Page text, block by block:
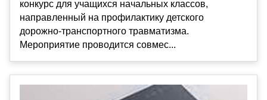
конкурс для учащихся начальных классов,
направленный на профилактику детского
дорожно-транспортного травматизма.
Мероприятие проводится совмес...